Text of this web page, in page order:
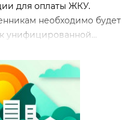
для оплаты ЖКУ.
необходимо будет
унифицированной...